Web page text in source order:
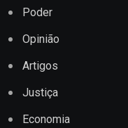
Poder
Opinião
Artigos
Justiça
Economia